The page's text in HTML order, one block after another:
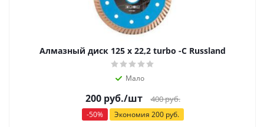
Алмазный диск 125 x 22,2 turbo -С Russland
Мало
200руб./шт 400руб.
-50% Экономия 200руб.